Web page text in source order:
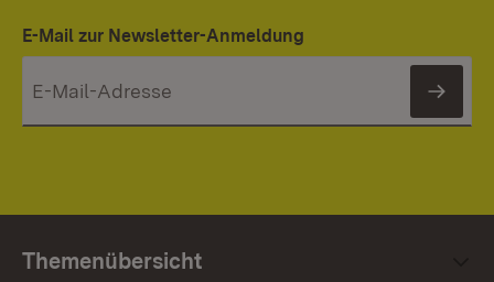
E-Mail zur Newsletter-Anmeldung
Themenübersicht